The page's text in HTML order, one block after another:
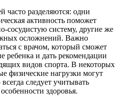
часто разделяются: одни
активность поможет
сосудистую систему, другие же
осложнений. Важно
с врачом, который сможет
ребенка и дать рекомендации
видов спорта. В некоторых
физические нагрузки могут
следует учитывать
здоровья.